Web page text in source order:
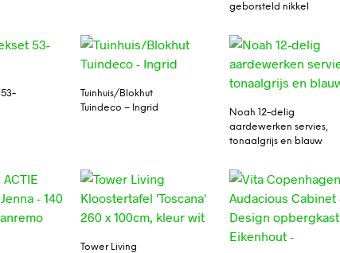
geborsteld nikkel
Tuinhuis/Blokhut
Tuindeco – Ingrid
Noah 12-delig
aardewerken servies,
tonaalgrijs en blauw
Tower Living